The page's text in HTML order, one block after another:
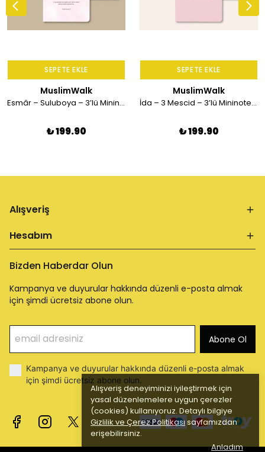
Alışveriş deneyiminizi iyileştirmek için
yasal düzenlemelere uygun çerezler
(cookies) kullanıyoruz. Detaylı bilgiye
Gizlilik ve Çerez Politikası sayfamızdan
erişebilirsiniz.
Anladım
SEPETE EKLE
MuslimWalk
Esmâr – Suluboya – 3’lü Mininote Defter
₺ 199.90
SEPETE EKLE
MuslimWalk
İda – 3 Mescid – 3’lü Mininote Defter
₺ 199.90
Alışveriş
Hesabım
Bizden Haberdar Olun
Kampanya ve duyurular hakkında düzenli e-posta almak
için şimdi ücretsiz abone olun.
Abone Ol
Kampanya ve duyurular hakkında düzenli e-posta almak
için şimdi ücretsiz abone olun.